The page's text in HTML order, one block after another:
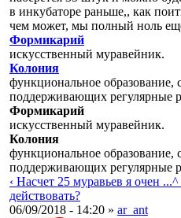
в инкубаторе раньше,, как
чем может, мы полный ноль
Формикарий
искусственный муравейник.
Колония
функциональное образование,
поддерживающих регулярные
Формикарий
искусственный муравейник.
Колония
функциональное образование,
поддерживающих регулярные
‹ Насчет 25 муравьев я очен ...^
действовать?
06/09/2018 - 14:20 » ar_ant